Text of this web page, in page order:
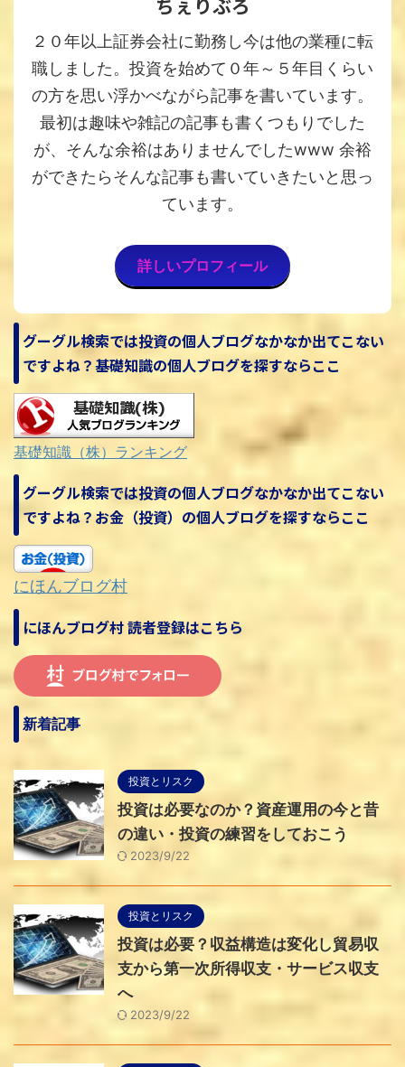
ちぇりぶろ
２０年以上証券会社に勤務し今は他の業種に転
職しました。投資を始めて０年～５年目くらい
の方を思い浮かべながら記事を書いています。
最初は趣味や雑記の記事も書くつもりでした
が、そんな余裕はありませんでしたwww 余裕
ができたらそんな記事も書いていきたいと思っ
ています。
詳しいプロフィール
グーグル検索では投資の個人ブログなかなか出てこない
ですよね？基礎知識の個人ブログを探すならここ
基礎知識（株）ランキング
グーグル検索では投資の個人ブログなかなか出てこない
ですよね？お金（投資）の個人ブログを探すならここ
にほんブログ村
にほんブログ村 読者登録はこちら
新着記事
投資とリスク
投資は必要なのか？資産運用の今と昔
の違い・投資の練習をしておこう
2023/9/22
投資とリスク
投資は必要？収益構造は変化し貿易収
支から第一次所得収支・サービス収支
へ
2023/9/22